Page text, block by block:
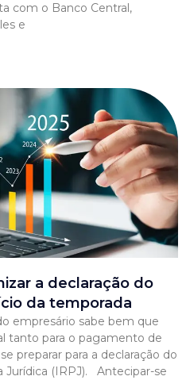
com o Banco Central,
e
a declaração do
da temporada
empresário sabe bem que
tanto para o pagamento de
preparar para a declaração do
Jurídica (IRPJ). Antecipar-se